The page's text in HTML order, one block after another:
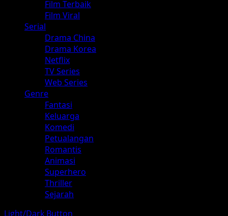
Film Terbaik
Film Viral
Serial
Drama China
Drama Korea
Netflix
TV Series
Web Series
Genre
Fantasi
Keluarga
Komedi
Petualangan
Romantis
Animasi
Superhero
Thriller
Sejarah
Light/Dark Button